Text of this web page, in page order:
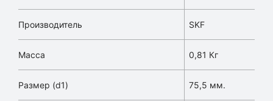
Производитель SKF
Масса 0,81 Кг
Размер (d1) 75,5 мм.